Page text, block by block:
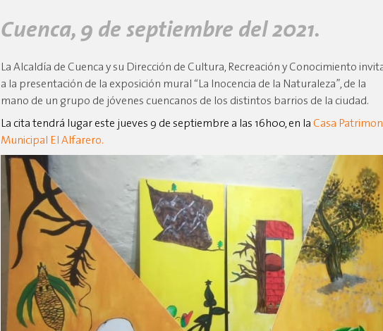
Cuenca, 9 de septiembre del 2021.
La Alcaldía de Cuenca y su Dirección de Cultura, Recreación y Conocimiento
a la presentación de la exposición mural “La Inocencia de la Naturaleza”, de la
mano de un grupo de jóvenes cuencanos de los distintos barrios de la ciudad.
La cita tendrá lugar este jueves 9 de septiembre a las 16h00, en la Casa
Municipal El Alfarero.